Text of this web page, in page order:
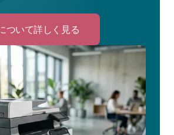
ついて詳しく見る
to
Self-
Join
に
つ
い
て